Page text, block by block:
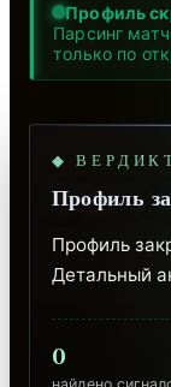
Профиль
Парсинг
только по
◆
Профиль
Профиль
Детальный
0